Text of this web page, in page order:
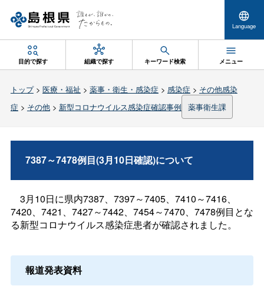
Language
目的で探す 組織で探す キーワード検索 メニュー
トップ> 医療・福祉 > 薬事・衛生・感染症 > 感染症 > その他感染
症 > その他> 新型コロナウイルス感染症確認事例 薬事衛生課
7387～7478例目(3月10日確認)について
3月10日に県内7387、7397～7405、7410～7416、
7420、7421、7427～7442、7454～7470、7478例目とな
る新型コロナウイルス感染症患者が確認されました。
報道発表資料